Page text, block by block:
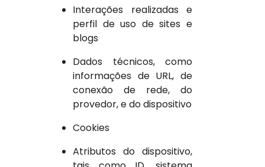
Interações realizadas e
perfil de uso de sites e
blogs
Dados técnicos, como
informações de URL, de
conexão de rede, do
provedor, e do dispositivo
Cookies
Atributos do dispositivo,